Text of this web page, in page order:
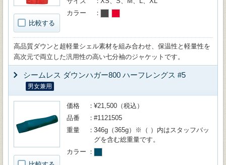
比較する
カラー
高品質ダウンと超軽量シェル素材を組み合わせ、保温性と軽量性を
高次元で両立した汎用性の高い七分袖のジャケットです。
シームレス ダウンハガー800 ハーフレングス #5
男女兼用
価格
¥21,500（税込）
品番
#1121505
重量
346g（365g）※（ ）内はスタッフバッ
グを含む総重量です。
カラー